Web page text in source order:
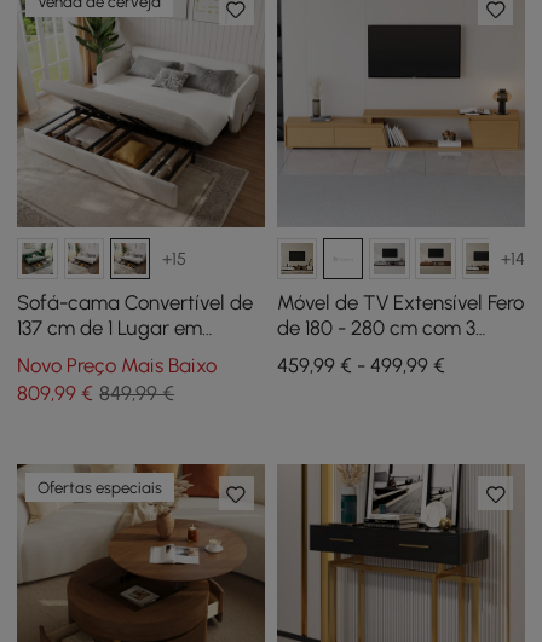
+15
Sofá-cama Convertível de
137 cm de 1 Lugar em
Bouclé Branco Quente com
Arrumação e Almofadas
Novo Preço Mais Baixo
809,99 € 849,99 €
+14
Móvel de TV Extensível Fero
de 180 - 280 cm com 3
Gavetas
459,99 € - 499,99 €
Ofertas especiais